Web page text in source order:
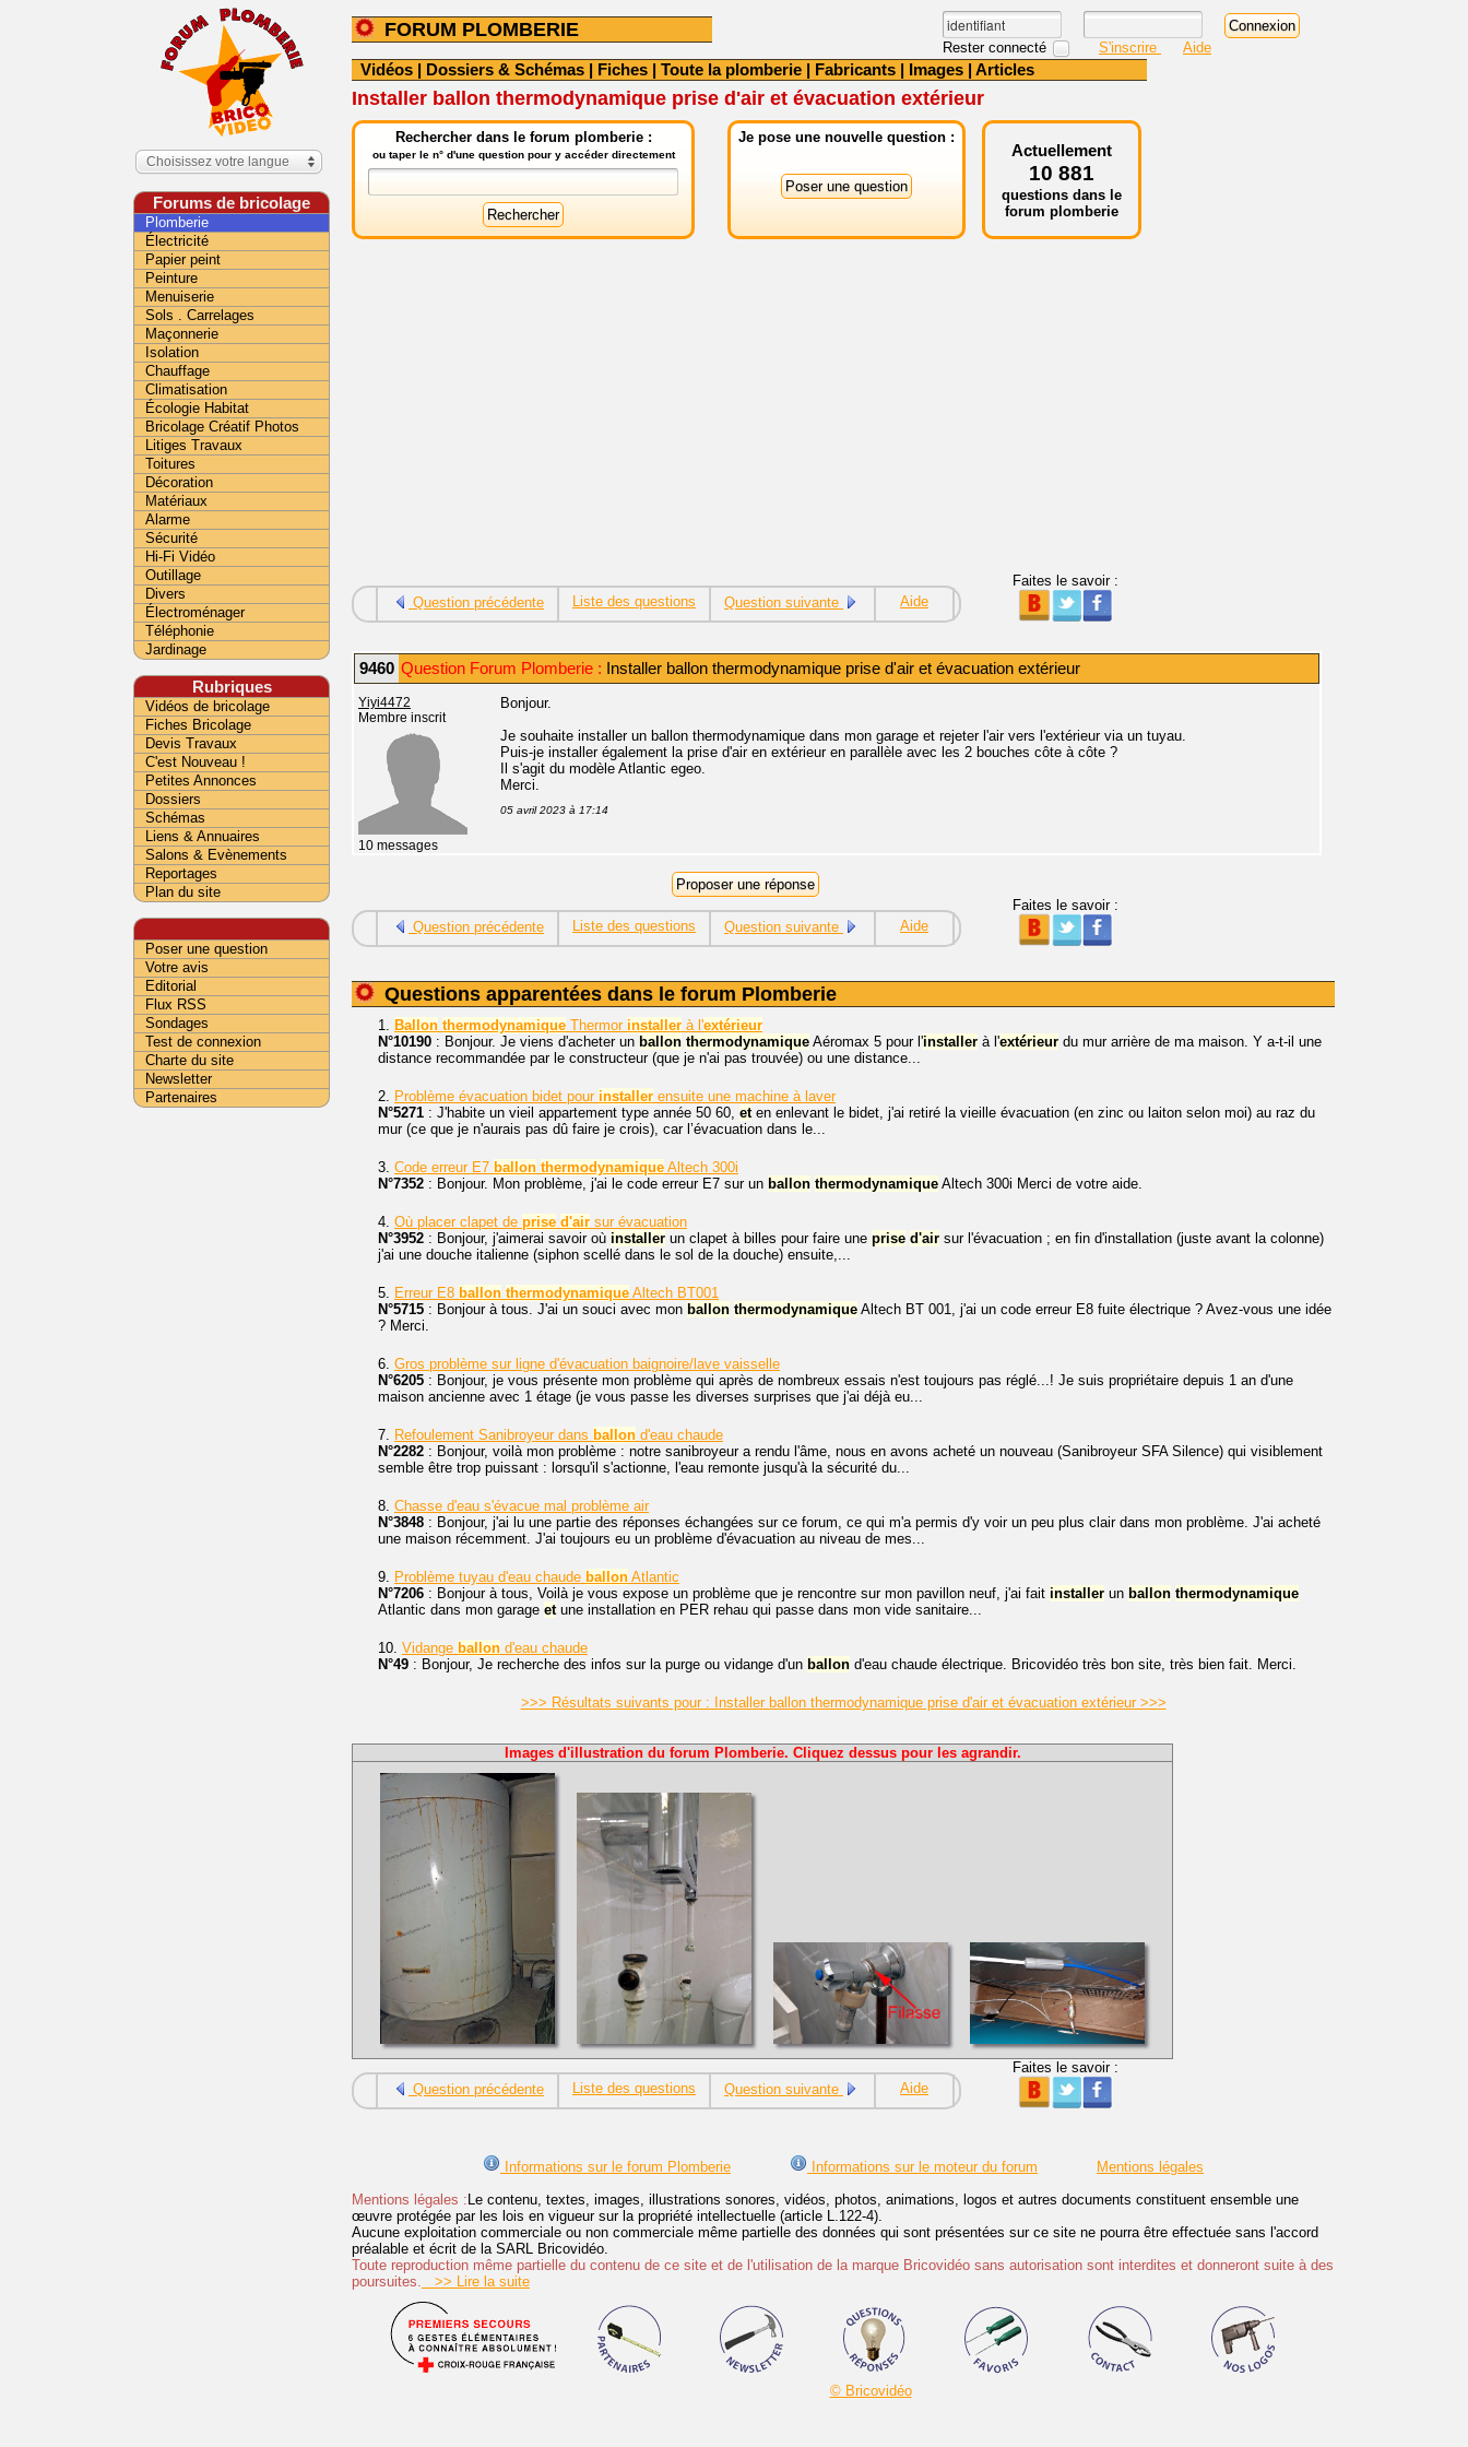
FORUM PLOMBERIE
Rester connecté S'inscrire Aide
Vidéos | Dossiers & Schémas | Fiches | Toute la plomberie | Fabricants | Images | Articles
Installer ballon thermodynamique prise d'air et évacuation extérieur
Rechercher dans le forum plomberie :
ou taper le n° d'une question pour y accéder directement
Je pose une nouvelle question :
Actuellement
10 881
questions dans le
forum plomberie
Question précédente Liste des questions Question suivante Aide
Faites le savoir :
9460 Question Forum Plomberie : Installer ballon thermodynamique prise d'air et évacuation extérieur
Yiyi4472
Membre inscrit
10 messages
Bonjour.
Je souhaite installer un ballon thermodynamique dans mon garage et rejeter l'air vers l'extérieur via un tuyau.
Puis-je installer également la prise d'air en extérieur en parallèle avec les 2 bouches côte à côte ?
Il s'agit du modèle Atlantic egeo.
Merci.
05 avril 2023 à 17:14
Question précédente Liste des questions Question suivante Aide
Faites le savoir :
Questions apparentées dans le forum Plomberie
1. Ballon thermodynamique Thermor installer à l'extérieur
N°10190 : Bonjour. Je viens d'acheter un ballon thermodynamique Aéromax 5 pour l'installer à l'extérieur du mur arrière de ma maison. Y a-t-il une
distance recommandée par le constructeur (que je n'ai pas trouvée) ou une distance...
2. Problème évacuation bidet pour installer ensuite une machine à laver
N°5271 : J'habite un vieil appartement type année 50 60, eten enlevant le bidet, j'ai retiré la vieille évacuation (en zinc ou laiton selon moi) au raz du
mur (ce que je n'aurais pas dû faire je crois), car l’évacuation dans le...
3. Code erreur E7 ballon thermodynamique Altech 300i
N°7352 : Bonjour. Mon problème, j'ai le code erreur E7 sur un ballon thermodynamique Altech 300i Merci de votre aide.
4. Où placer clapet de prise d'air sur évacuation
N°3952 : Bonjour, j'aimerai savoir où installer un clapet à billes pour faire une prise d'air sur l'évacuation ; en fin d'installation (juste avant la colonne)
j'ai une douche italienne (siphon scellé dans le sol de la douche) ensuite,...
5. Erreur E8 ballon thermodynamique Altech BT001
N°5715 : Bonjour à tous. J'ai un souci avec mon ballon thermodynamique Altech BT 001, j'ai un code erreur E8 fuite électrique ? Avez-vous une idée
? Merci.
6. Gros problème sur ligne d'évacuation baignoire/lave vaisselle
N°6205 : Bonjour, je vous présente mon problème qui après de nombreux essais n'est toujours pas réglé...! Je suis propriétaire depuis 1 an d'une
maison ancienne avec 1 étage (je vous passe les diverses surprises que j'ai déjà eu...
7. Refoulement Sanibroyeur dans ballon d'eau chaude
N°2282 : Bonjour, voilà mon problème : notre sanibroyeur a rendu l'âme, nous en avons acheté un nouveau (Sanibroyeur SFA Silence) qui visiblement
semble être trop puissant : lorsqu'il s'actionne, l'eau remonte jusqu'à la sécurité du...
8. Chasse d'eau s'évacue mal problème air
N°3848 : Bonjour, j'ai lu une partie des réponses échangées sur ce forum, ce qui m'a permis d'y voir un peu plus clair dans mon problème. J'ai acheté
une maison récemment. J'ai toujours eu un problème d'évacuation au niveau de mes...
9. Problème tuyau d'eau chaude ballon Atlantic
N°7206 : Bonjour à tous, Voilà je vous expose un problème que je rencontre sur mon pavillon neuf, j'ai fait installer un ballon thermodynamique
Atlantic dans mon garage etune installation en PER rehau qui passe dans mon vide sanitaire...
10. Vidange ballon d'eau chaude
N°49 : Bonjour, Je recherche des infos sur la purge ou vidange d'un ballon d'eau chaude électrique. Bricovidéo très bon site, très bien fait. Merci.
>>> Résultats suivants pour : Installer ballon thermodynamique prise d'air et évacuation extérieur >>>
Images d'illustration du forum Plomberie. Cliquez dessus pour les agrandir.
Question précédente Liste des questions Question suivante Aide
Faites le savoir :
Informations sur le forum Plomberie Informations sur le moteur du forum
Mentions légales
Mentions légales :Le contenu, textes, images, illustrations sonores, vidéos, photos, animations, logos et autres documents constituent ensemble une
œuvre protégée par les lois en vigueur sur la propriété intellectuelle (article L.122-4).
Aucune exploitation commerciale ou non commerciale même partielle des données qui sont présentées sur ce site ne pourra être effectuée sans l'accord
préalable et écrit de la SARL Bricovidéo.
Toute reproduction même partielle du contenu de ce site et de l'utilisation de la marque Bricovidéo sans autorisation sont interdites et donneront suite à des
poursuites.
>> Lire la suite
© Bricovidéo
Choisissez votre langue
Forums de bricolage
Plomberie
Électricité
Papier peint
Peinture
Menuiserie
Sols . Carrelages
Maçonnerie
Isolation
Chauffage
Climatisation
Écologie Habitat
Bricolage Créatif Photos
Litiges Travaux
Toitures
Décoration
Matériaux
Alarme
Sécurité
Hi-Fi Vidéo
Outillage
Divers
Électroménager
Téléphonie
Jardinage
Rubriques
Vidéos de bricolage
Fiches Bricolage
Devis Travaux
C'est Nouveau !
Petites Annonces
Dossiers
Schémas
Liens & Annuaires
Salons & Evènements
Reportages
Plan du site
Poser une question
Votre avis
Editorial
Flux RSS
Sondages
Test de connexion
Charte du site
Newsletter
Partenaires